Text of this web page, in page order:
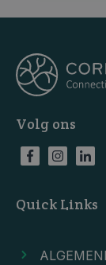
Volg ons
Quick Links